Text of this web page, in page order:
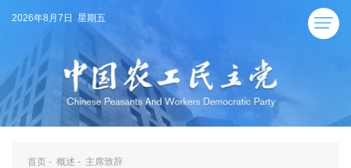
2026年8月7日 星期五
首页 - 概述 - 主席致辞